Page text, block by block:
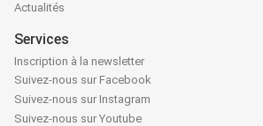
Actualités
Services
Inscription à la newsletter
Suivez-nous sur Facebook
Suivez-nous sur Instagram
Suivez-nous sur Youtube